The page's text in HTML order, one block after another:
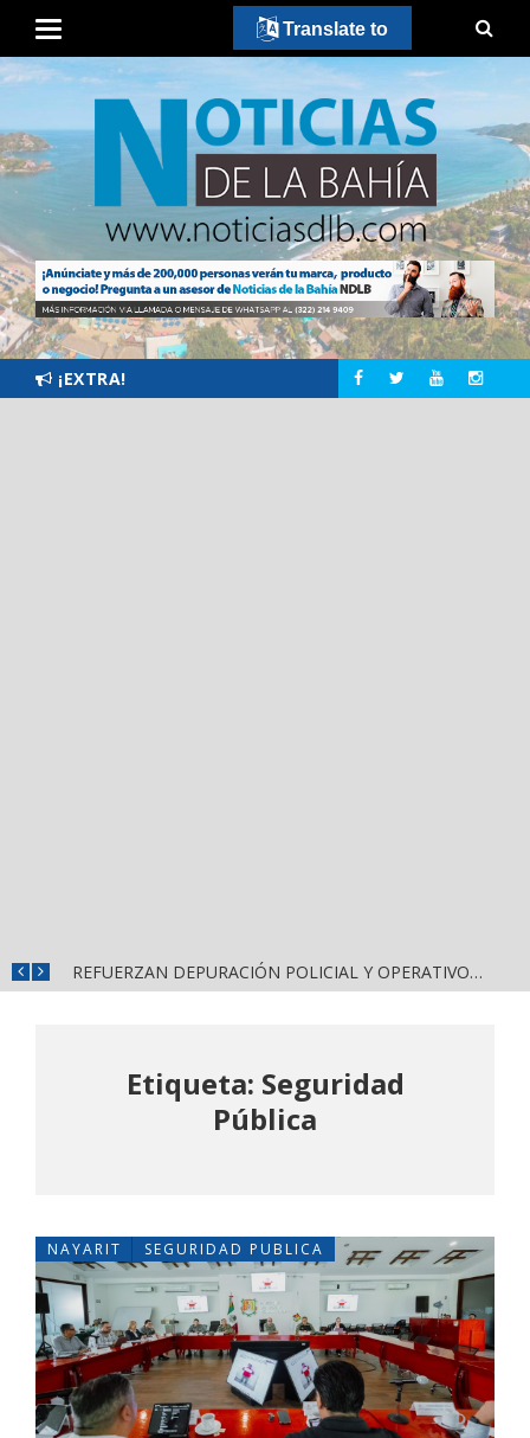
¡EXTRA!
MUNICIPIOS DE NAYARIT ENFRENTAN SEVERA FRAGILIDAD FINANCIERA POR DEUDAS Y NÓMINAS
Etiqueta: Seguridad
Pública
NAYARIT SEGURIDAD PUBLICA
Translate to